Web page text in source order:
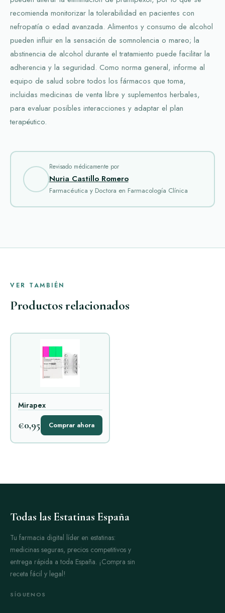
recomienda monitorizar la tolerabilidad en pacientes con
nefropatía o edad avanzada. Alimentos y consumo de alcohol
pueden influir en la sensación de somnolencia o mareo; la
abstinencia de alcohol durante el tratamiento puede facilitar la
adherencia y la seguridad. Como norma general, informe al
equipo de salud sobre todos los fármacos que toma,
incluidas medicinas de venta libre y suplementos herbales,
para evaluar posibles interacciones y adaptar el plan
terapéutico.
Revisado médicamente por
Nuria Castillo Romero
Farmacéutica y Doctora en Farmacología Clínica
VER TAMBIÉN
Productos relacionados
Mirapex
€0,95 Comprar ahora
Todas las Estatinas España
Tu farmacia digital líder en estatinas:
medicinas seguras, precios competitivos y
entrega rápida a toda España. ¡Compra sin
receta fácil y legal!
SÍGUENOS